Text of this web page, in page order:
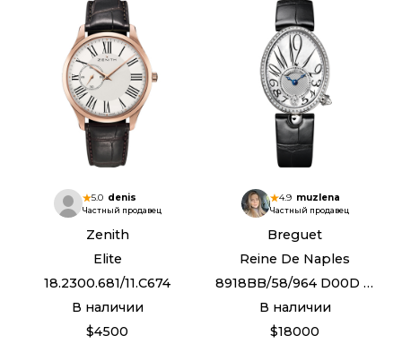
5.0 denis
Частный продавец
Zenith
Elite
18.2300.681/11.C674
В наличии
$4500
4.9 muzlena
Частный продавец
Breguet
Reine De Naples
8918BB/58/964 D00D 3L
В наличии
$18000